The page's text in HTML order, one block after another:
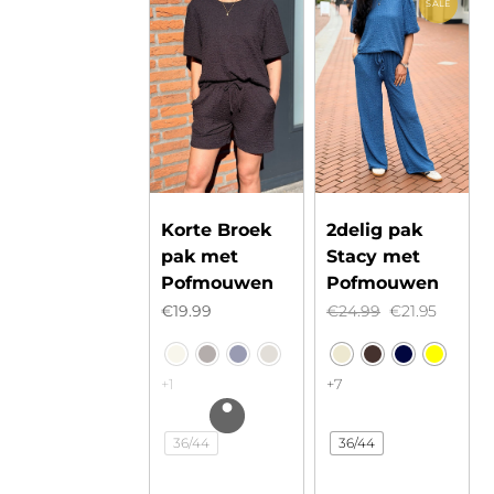
Korte Broek
pak met
Pofmouwen
€19.99
+1
36/44
SALE
2delig pak
Stacy met
Pofmouwen
€24.99
prijs
was:
€21.95
prijs
is:
+7
36/44